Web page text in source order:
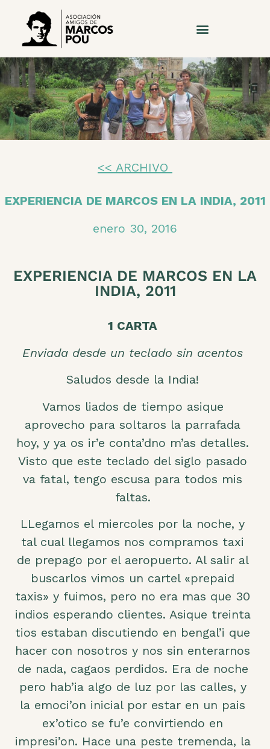
<< ARCHIVO
EXPERIENCIA DE MARCOS EN LA INDIA, 2011
enero 30, 2016
EXPERIENCIA DE MARCOS EN LA
INDIA, 2011
1 CARTA
Enviada desde un teclado sin acentos
Saludos desde la India!
Vamos liados de tiempo asique
aprovecho para soltaros la parrafada
hoy, y ya os ir’e conta’dno m’as detalles.
Visto que este teclado del siglo pasado
va fatal, tengo escusa para todos mis
faltas.
LLegamos el miercoles por la noche, y
tal cual llegamos nos compramos taxi
de prepago por el aeropuerto. Al salir al
buscarlos vimos un cartel «prepaid
taxis» y fuimos, pero no era mas que 30
indios esperando clientes. Asique treinta
tios estaban discutiendo en bengal’i que
hacer con nosotros y nos sin enterarnos
de nada, cagaos perdidos. Era de noche
pero hab’ia algo de luz por las calles, y
la emoci’on inicial por estar en un pais
ex’otico se fu’e convirtiendo en
impresi’on. Hace una peste tremenda, la